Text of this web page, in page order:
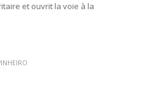
et ouvrit la voie à la